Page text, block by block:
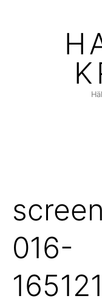
016-